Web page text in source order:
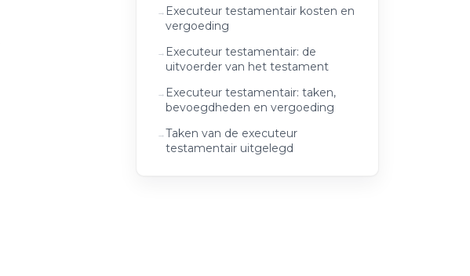
Executeur testamentair kosten en
vergoeding
Executeur testamentair: de
uitvoerder van het testament
Executeur testamentair: taken,
bevoegdheden en vergoeding
Taken van de executeur
testamentair uitgelegd